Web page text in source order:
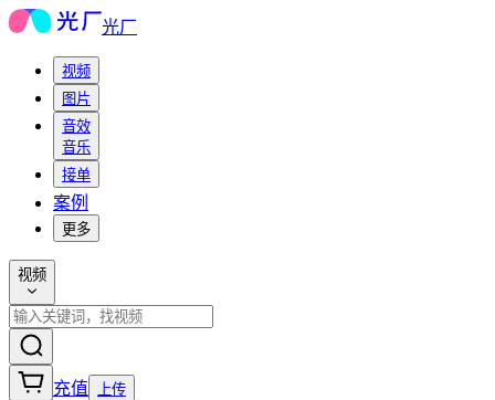
光厂
视频
图片
音效
音乐
接单
案例
更多
视频
充值 上传